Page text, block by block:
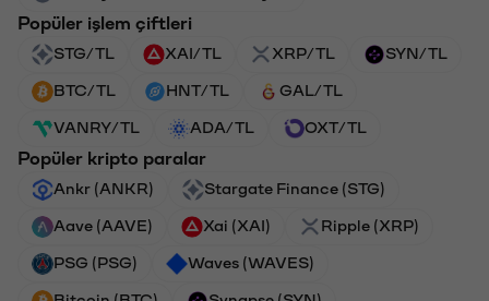
Popüler işlem çiftleri
STG/TL XAI/TL XRP/TL SYN/TL
BTC/TL HNT/TL GAL/TL
VANRY/TL ADA/TL OXT/TL
Popüler kripto paralar
Ankr (ANKR) Stargate Finance (STG)
Aave (AAVE) Xai (XAI) Ripple (XRP)
PSG (PSG) Waves (WAVES)